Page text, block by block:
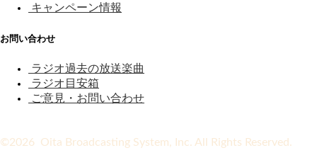
キャンペーン情報
お問い合わせ
ラジオ過去の放送楽曲
ラジオ目安箱
ご意見・お問い合わせ
©2026 Oita Broadcasting System, Inc. All Rights Reserved.